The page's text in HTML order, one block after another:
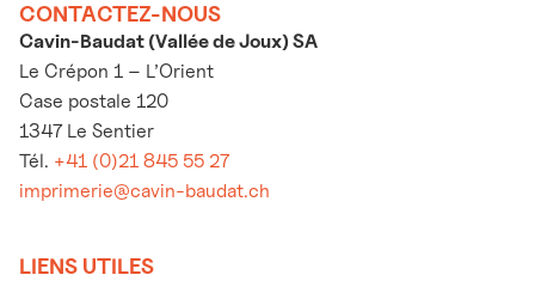
CONTACTEZ-NOUS
Cavin-Baudat (Vallée de Joux) SA
Le Crépon 1 – L’Orient
Case postale 120
1347 Le Sentier
Tél. +41 (0)21 845 55 27
imprimerie@cavin-baudat.ch
LIENS UTILES